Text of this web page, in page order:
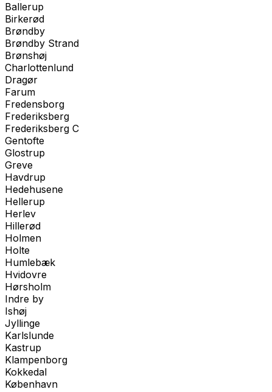
Ballerup
Birkerød
Brøndby
Brøndby Strand
Brønshøj
Charlottenlund
Dragør
Farum
Fredensborg
Frederiksberg
Frederiksberg C
Gentofte
Glostrup
Greve
Havdrup
Hedehusene
Hellerup
Herlev
Hillerød
Holmen
Holte
Humlebæk
Hvidovre
Hørsholm
Indre by
Ishøj
Jyllinge
Karlslunde
Kastrup
Klampenborg
Kokkedal
København